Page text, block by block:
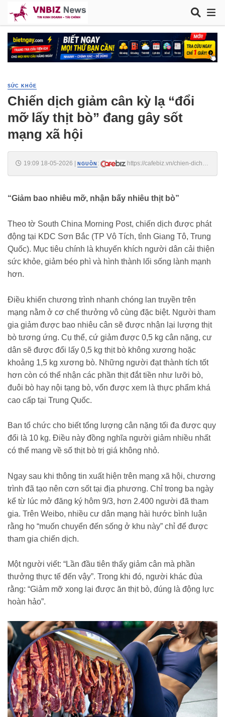
SỨC KHỎE
Chiến dịch giảm cân kỳ lạ “đổi
mỡ lấy thịt bò” đang gây sốt
mạng xã hội
19:09 18-05-2026 NGUỒN :
https://cafebiz.vn/chien-dich-
“Giảm bao nhiêu mỡ, nhận bấy nhiêu thịt bò”
Theo tờ South China Morning Post, chiến dịch được phát
động tại KDC Sơn Bắc (TP Vô Tích, tỉnh Giang Tô, Trung
Quốc). Mục tiêu chính là khuyến khích người dân cải thiện
sức khỏe, giảm béo phì và hình thành lối sống lành mạnh
hơn.
Điều khiến chương trình nhanh chóng lan truyền trên
mạng nằm ở cơ chế thưởng vô cùng đặc biệt. Người tham
gia giảm được bao nhiêu cân sẽ được nhận lại lượng thịt
bò tương ứng. Cụ thể, cứ giảm được 0,5 kg cân nặng, cư
dân sẽ được đổi lấy 0,5 kg thịt bò không xương hoặc
khoảng 1,5 kg xương bò. Những người đạt thành tích tốt
hơn còn có thể nhận các phần thịt đắt tiền như lưỡi bò,
đuôi bò hay nội tạng bò, vốn được xem là thực phẩm khá
cao cấp tại Trung Quốc.
Ban tổ chức cho biết tổng lượng cân nặng tối đa được quy
đổi là 10 kg. Điều này đồng nghĩa người giảm nhiều nhất
có thể mang về số thịt bò trị giá không nhỏ.
Ngay sau khi thông tin xuất hiện trên mạng xã hội, chương
trình đã tạo nên cơn sốt tại địa phương. Chỉ trong ba ngày
kể từ lúc mở đăng ký hôm 9/3, hơn 2.400 người đã tham
gia. Trên Weibo, nhiều cư dân mạng hài hước bình luận
rằng họ “muốn chuyển đến sống ở khu này” chỉ để được
tham gia chiến dịch.
Một người viết: “Lần đầu tiên thấy giảm cân mà phần
thưởng thực tế đến vậy”. Trong khi đó, người khác đùa
rằng: “Giảm mỡ xong lại được ăn thịt bò, đúng là động lực
hoàn hảo”.